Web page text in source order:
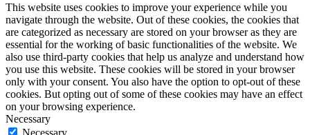
This website uses cookies to improve your experience while you
navigate through the website. Out of these cookies, the cookies that
are categorized as necessary are stored on your browser as they are
essential for the working of basic functionalities of the website. We
also use third-party cookies that help us analyze and understand how
you use this website. These cookies will be stored in your browser
only with your consent. You also have the option to opt-out of these
cookies. But opting out of some of these cookies may have an effect
on your browsing experience.
Necessary
Necessary